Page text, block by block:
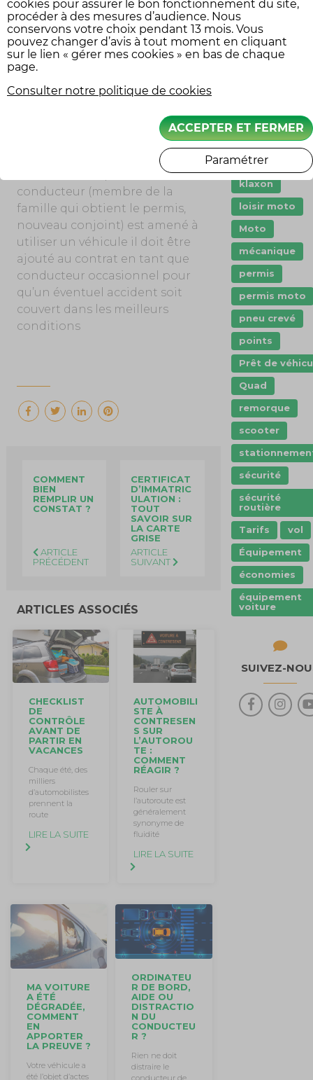
son assurance sur les deux
dernières années, ainsi que a
nullité de son contrat, une
amende conséquente voire
même une peine de prison.
CHANGEMENTS DE SITUATION
Il est indispensable de déclarer
au plus vite tout changement de
situation. Lorsqu’un nouveau
conducteur (membre de la
famille qui obtient le permis,
nouveau conjoint) est amené à
utiliser un véhicule il doit être
ajouté au contrat en tant que
conducteur occasionnel pour
qu’un éventuel accident soit
couvert dans les meilleurs
conditions
COMMENT
BIEN
REMPLIR UN
CONSTAT ?
ARTICLE
PRÉCÉDENT
CERTIFICAT
D’IMMATRIC
ULATION :
TOUT
SAVOIR SUR
LA CARTE
GRISE
ARTICLE
SUIVANT
ARTICLES ASSOCIÉS
CHECKLIST
DE
CONTRÔLE
AVANT DE
PARTIR EN
VACANCES
Chaque été, des
milliers
d’automobilistes
prennent la
route
LIRE LA SUITE
AUTOMOBILI
STE À
CONTRESEN
S SUR
L’AUTOROU
TE :
COMMENT
RÉAGIR ?
Rouler sur
l’autoroute est
généralement
synonyme de
fluidité
LIRE LA SUITE
MA VOITURE
A ÉTÉ
DÉGRADÉE,
COMMENT
EN
APPORTER
LA PREUVE ?
Votre véhicule a
été l’objet d’actes
ORDINATEU
R DE BORD,
AIDE OU
DISTRACTIO
N DU
CONDUCTEU
R ?
Rien ne doit
distraire le
conducteur de
dashcam
Droit
Entretien
Innovation
jeune permis
klaxon
loisir moto
Moto
mécanique
permis
permis moto
pneu crevé
points
Prêt de
Quad
remorque
scooter
sécurité
sécurité
routière
Tarifs
vol
Équipement
économies
équipement
voiture
SUIVEZ-
cookies pour assurer le bon fonctionnement du site,
procéder à des mesures d’audience. Nous
conservons votre choix pendant 13 mois. Vous
pouvez changer d’avis à tout moment en cliquant
sur le lien « gérer mes cookies » en bas de chaque
page.
Consulter notre politique de cookies
ACCEPTER ET FERMER
Paramétrer